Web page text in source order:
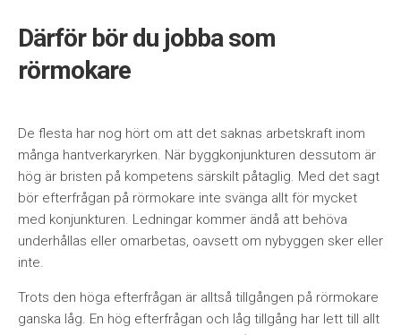
Därför bör du jobba som
rörmokare
De flesta har nog hört om att det saknas arbetskraft inom
många hantverkaryrken. När byggkonjunkturen dessutom är
hög är bristen på kompetens särskilt påtaglig. Med det sagt
bör efterfrågan på rörmokare inte svänga allt för mycket
med konjunkturen. Ledningar kommer ändå att behöva
underhållas eller omarbetas, oavsett om nybyggen sker eller
inte.
Trots den höga efterfrågan är alltså tillgången på rörmokare
ganska låg. En hög efterfrågan och låg tillgång har lett till allt